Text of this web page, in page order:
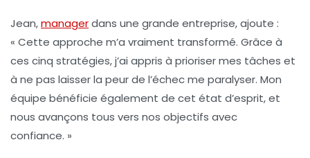
Jean,managerdans une grande entreprise, ajoute :
« Cette approche m’a vraiment transformé. Grâce à
ces cinq stratégies, j’ai appris à prioriser mes tâches et
à ne pas laisser la peur de l’échec me paralyser. Mon
équipe bénéficie également de cet état d’esprit, et
nous avançons tous vers nos objectifs avec
confiance. »